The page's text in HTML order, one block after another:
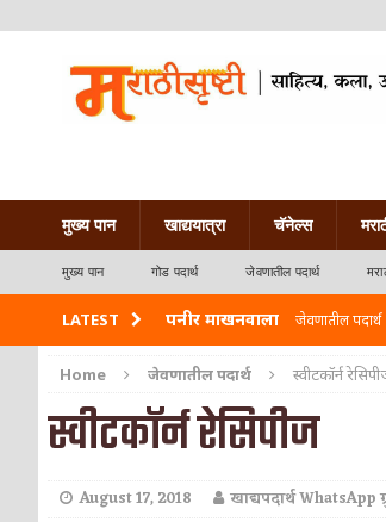
मुख्य पान खाद्ययात्रा चॅनेल्स
मुख्य पान गोड पदार्थ जेवणातील पदार्थ
LATEST पनीर माखनवाला जेवणातील पदार्थ
पावभाजी जेवणातील पदार्थ
इडली नाश्त्याचे पदार्थ
Home जेवणातील पदार्थ स्वीटकॉर्न
स्वीटकॉर्न रेसिपीज
August 17, 2018 खाद्यपदार्थ WhatsApp